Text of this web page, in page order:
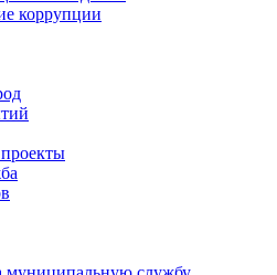
коррупции